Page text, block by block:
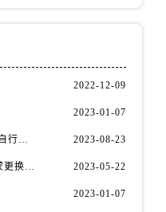
天津市和平区赤峰道136号天津国际金融中心26层2603室萧邦售后服务中心（需提前预约）
2022-12-09
2023-01-07
萧邦表壳和表带连接处松动(如何自行修复) 2023-08-23
萧邦表蒙正确更换方式（手表表蒙更换知识） 2023-05-22
2023-01-07